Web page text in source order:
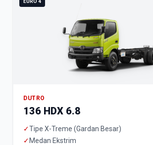
EURO 4
DUTRO
136 HDX 6.8
✓Tipe X-Treme (Gardan Besar)
✓ Medan Ekstrim